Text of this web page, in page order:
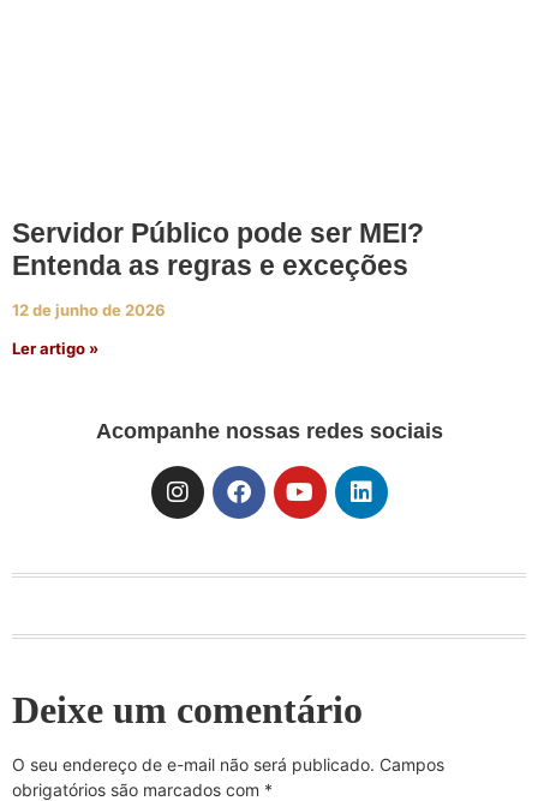
Servidor Público pode ser MEI?
Entenda as regras e exceções
12 de junho de 2026
Ler artigo »
Acompanhe nossas redes sociais
Deixe um comentário
O seu endereço de e-mail não será publicado. Campos
obrigatórios são marcados com *